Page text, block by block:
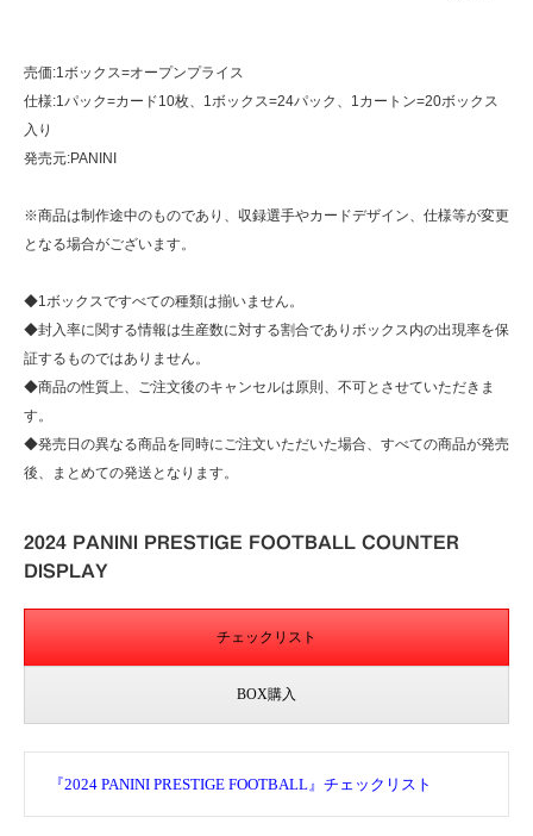
売価:1ボックス=オープンプライス
仕様:1パック=カード10枚、1ボックス=24パック、1カートン=20ボックス
入り
発売元:PANINI
※商品は制作途中のものであり、収録選手やカードデザイン、仕様等が変更
となる場合がございます。
◆1ボックスですべての種類は揃いません。
◆封入率に関する情報は生産数に対する割合でありボックス内の出現率を保
証するものではありません。
◆商品の性質上、ご注文後のキャンセルは原則、不可とさせていただきま
す。
◆発売日の異なる商品を同時にご注文いただいた場合、すべての商品が発売
後、まとめての発送となります。
2024 PANINI PRESTIGE FOOTBALL COUNTER
DISPLAY
チェックリスト
BOX購入
『2024 PANINI PRESTIGE FOOTBALL』チェックリスト